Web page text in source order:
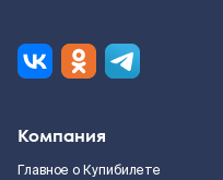
Компания
Главное о Купибилете